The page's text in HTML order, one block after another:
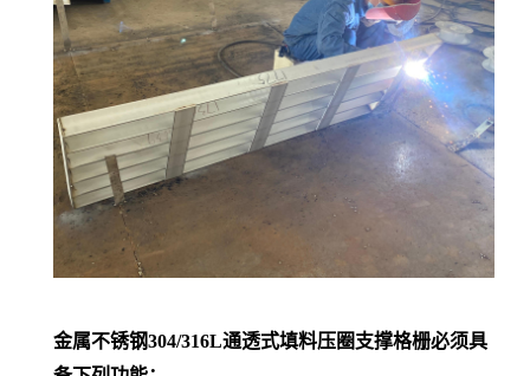
金属不锈钢304/316L通透式填料压圈支撑格栅必须具